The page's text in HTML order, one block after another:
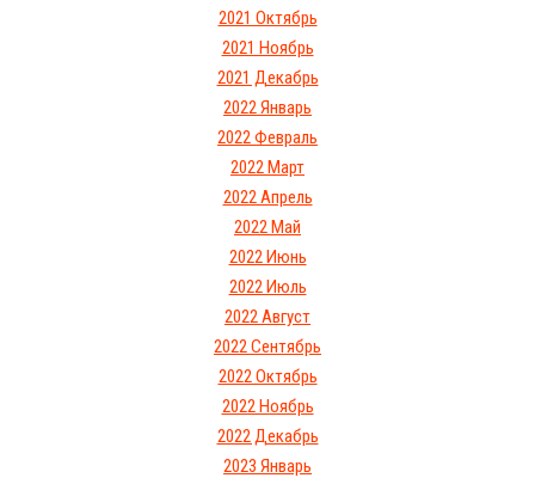
2021 Октябрь
2021 Ноябрь
2021 Декабрь
2022 Январь
2022 Февраль
2022 Март
2022 Апрель
2022 Май
2022 Июнь
2022 Июль
2022 Август
2022 Сентябрь
2022 Октябрь
2022 Ноябрь
2022 Декабрь
2023 Январь